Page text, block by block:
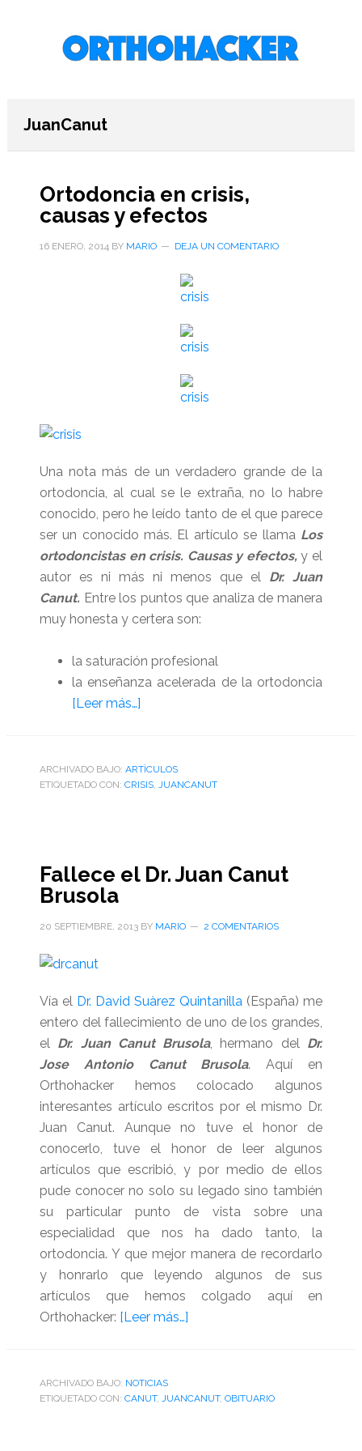
primariaJuanCanut
Ortodoncia en crisis,
causas y efectos
16 ENERO, 2014BY MARIO DEJA UN COMENTARIO
Una nota más de un verdadero grande de la
ortodoncia, al cual se le extraña, no lo habre
conocido, pero he leído tanto de el que parece
ser un conocido más. El artículo se llama Los
ortodoncistas en crisis. Causas y efectos,y el
autor es ni más ni menos que el Dr. Juan
Canut. Entre los puntos que analiza de manera
muy honesta y certera son:
la saturación profesional
la enseñanza acelerada de la ortodoncia
[Leer más…]acerca
en
crisis,
ARCHIVADO BAJO: ARTÌCULOS
ETIQUETADO CON: CRISIS, JUANCANUT
Fallece el Dr. Juan Canut
Brusola
20 SEPTIEMBRE, 2013BY MARIO 2 COMENTARIOS
Vía el Dr. David Suàrez Quintanilla (España) me
entero del fallecimiento de uno de los grandes,
el Dr. Juan Canut Brusola, hermano del Dr.
Jose Antonio Canut Brusola. Aquí en
Orthohacker hemos colocado algunos
interesantes artículo escritos por el mismo Dr.
Juan Canut. Aunque no tuve el honor de
conocerlo, tuve el honor de leer algunos
artículos que escribió, y por medio de ellos
pude conocer no solo su legado sino también
su particular punto de vista sobre una
especialidad que nos ha dado tanto, la
ortodoncia. Y que mejor manera de recordarlo
y honrarlo que leyendo algunos de sus
artículos que hemos colgado aquí en
Orthohacker: [Leer más…]acerca
Dr.
ARCHIVADO BAJO: NOTICIAS
ETIQUETADO CON: CANUT, JUANCANUT, OBITUARIO